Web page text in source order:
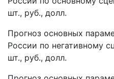
шт., руб., долл.
Прогноз основных
России по негативному
шт., руб., долл.